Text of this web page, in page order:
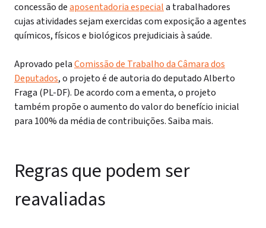
concessão deaposentadoria especiala trabalhadores
cujas atividades sejam exercidas com exposição a agentes
químicos, físicos e biológicos prejudiciais à saúde.
Aprovado pelaComissão de Trabalho da Câmara dos
Deputados, o projeto é de autoria do deputado Alberto
Fraga (PL-DF). De acordo com a ementa, o projeto
também propõe o aumento do valor do benefício inicial
para 100% da média de contribuições. Saiba mais.
Regras que podem ser
reavaliadas